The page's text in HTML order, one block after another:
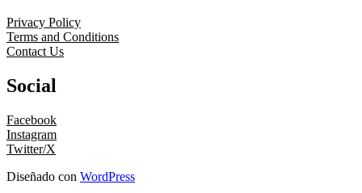
Privacy Policy
Terms and Conditions
Contact Us
Social
Facebook
Instagram
Twitter/X
Diseñado con WordPress